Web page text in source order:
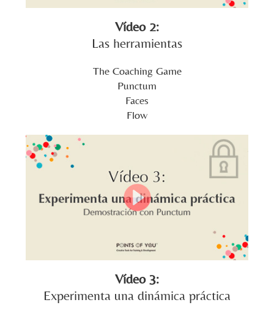
Vídeo 2:
Las herramientas
The Coaching Game
Punctum
Faces
Flow
Vídeo 3:
Experimenta una dinámica práctica